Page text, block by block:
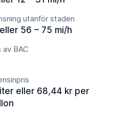
utanför staden
56 – 75 mi/h
BAC
eller 68,44 kr per